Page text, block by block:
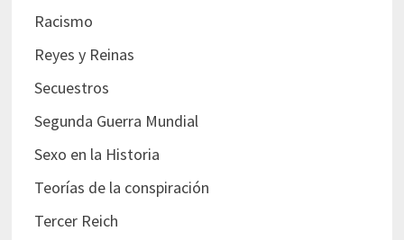
Racismo
Reyes y Reinas
Secuestros
Segunda Guerra Mundial
Sexo en la Historia
Teorías de la conspiración
Tercer Reich